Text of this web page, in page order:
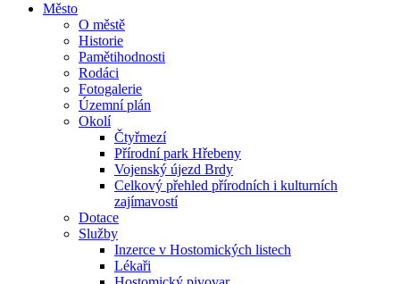
Město
O městě
Historie
Pamětihodnosti
Rodáci
Fotogalerie
Územní plán
Okolí
Čtyřmezí
Přírodní park Hřebeny
Vojenský újezd Brdy
Celkový přehled přírodních i kulturních
zajímavostí
Dotace
Služby
Inzerce v Hostomických listech
Lékaři